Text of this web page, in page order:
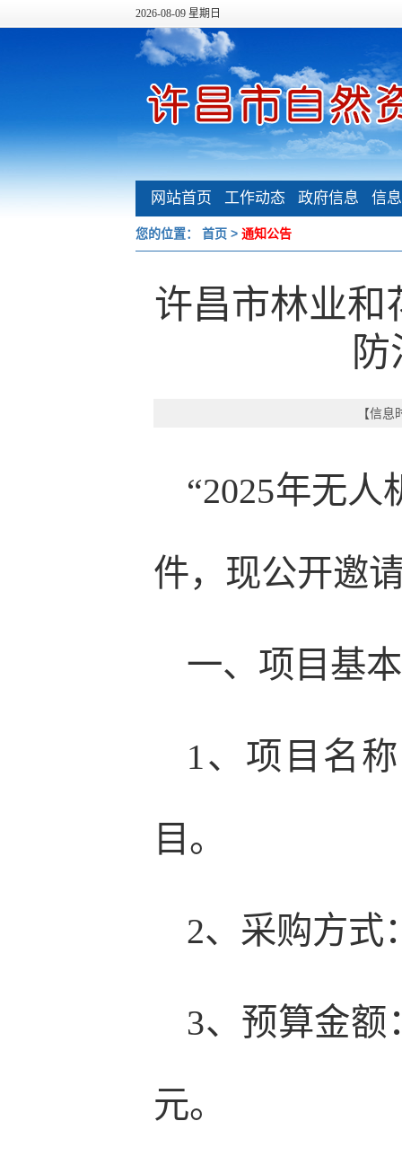
2026-08-09 星期日
网站首页 工作动态
政府信息
信
您的位置： 首页 > 通知公告
许昌市林业和
【信
“2025年无
件，现公开邀
一、项目基
1、项目名
目。
2、采购方式
3、预算金额
元。